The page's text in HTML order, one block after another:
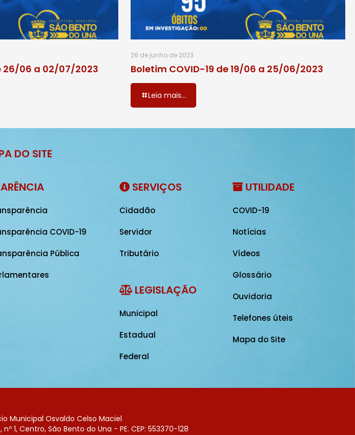
26/06 a 02/07/2023
26 de junho de 2023
Boletim COVID-19 de 19/06 a 25/06/2023
Leia mais...
DO SITE
COVID-19
Pública
SERVIÇOS
Cidadão
Servidor
Tributário
LEGISLAÇÃO
Municipal
Estadual
Federal
UTILIDADE
COVID-19
Notícias
Vídeos
Glossário
Ouvidoria
Telefones úteis
Mapa do Site
Municipal Osvaldo Celso Maciel
1, Centro, São Bento do Una - PE. CEP: 553370-128